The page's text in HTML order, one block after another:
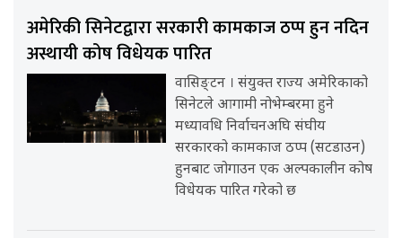
अमेरिकी सिनेटद्वारा सरकारी कामकाज ठप्प हुन नदिन
अस्थायी कोष विधेयक पारित
वासिङ्टन । संयुक्त राज्य अमेरिकाको
सिनेटले आगामी नोभेम्बरमा हुने
मध्यावधि निर्वाचनअघि संघीय
सरकारको कामकाज ठप्प (सटडाउन)
हुनबाट जोगाउन एक अल्पकालीन कोष
विधेयक पारित गरेको छ